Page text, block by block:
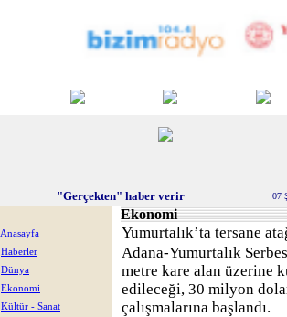
"Gerçekten" haber verir 07
Anasayfa
Haberler
Dünya
Ekonomi
Kültür - Sanat
Ekonomi
Yumurtalık’ta tersane
Adana-Yumurtalık
metre kare alan üzerine
edileceği, 30 milyon
çalışmalarına başlandı.